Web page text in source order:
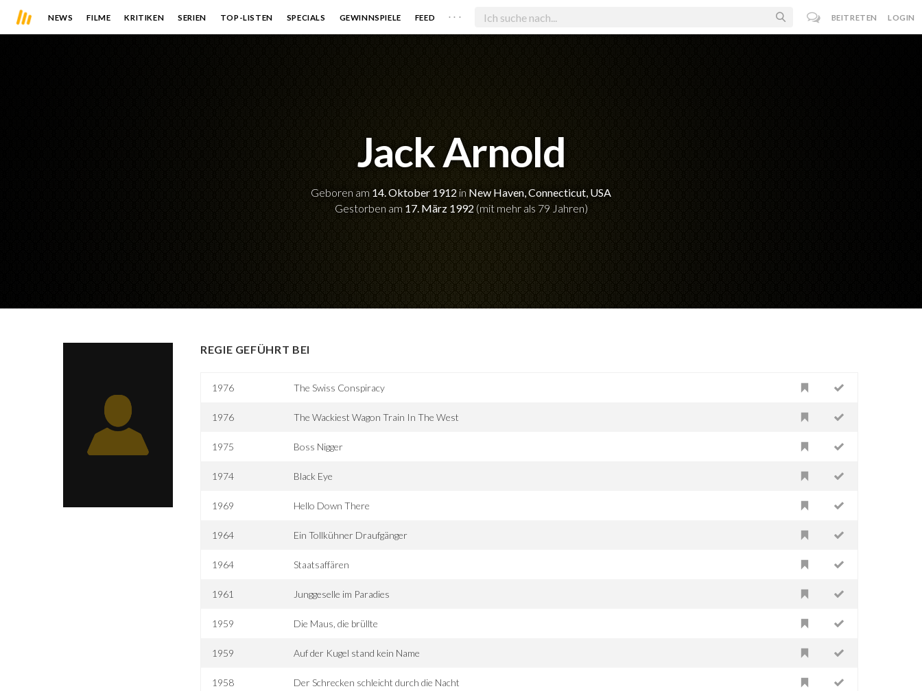
NEWS FILME KRITIKEN SERIEN TOP-LISTEN SPECIALS GEWINNSPIELE FEED . . . BEITRETEN LOGIN
Jack Arnold
Geboren am 14. Oktober 1912 in New Haven, Connecticut, USA
Gestorben am 17. März 1992 (mit mehr als 79 Jahren)
REGIE GEFÜHRT BEI
1976 The Swiss Conspiracy
1976 The Wackiest Wagon Train In The West
1975 Boss Nigger
1974 Black Eye
1969 Hello Down There
1964 Ein Tollkühner Draufgänger
1964 Staatsaffären
1961 Junggeselle im Paradies
1959 Die Maus, die brüllte
1959 Auf der Kugel stand kein Name
1958 Der Schrecken schleicht durch die Nacht